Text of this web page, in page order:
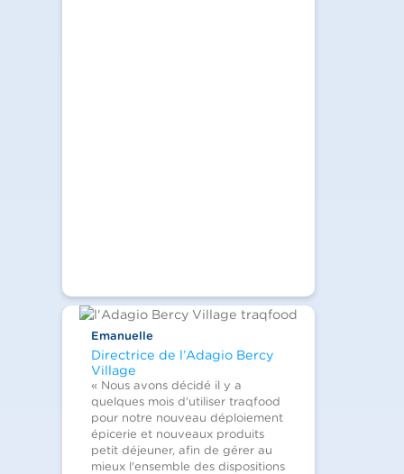
Emanuelle
Directrice de l’Adagio Bercy
Village
« Nous avons décidé il y a
quelques mois d'utiliser traqfood
pour notre nouveau déploiement
épicerie et nouveaux produits
petit déjeuner, afin de gérer au
mieux l'ensemble des dispositions